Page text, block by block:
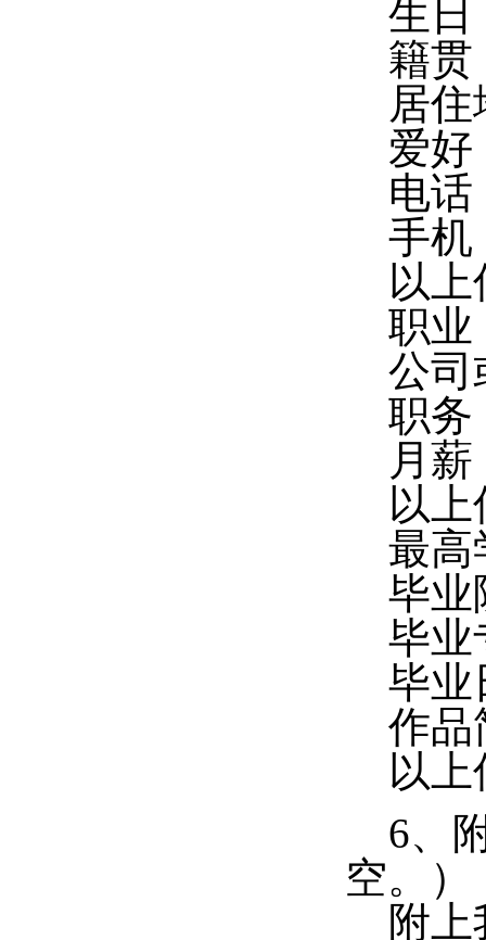
生日
籍贯
居住
爱好
电话
手机
以上
职业
公司
职务
月薪
以上
最高
毕业
毕业
毕业
作品
以上
6、
空。）
附上